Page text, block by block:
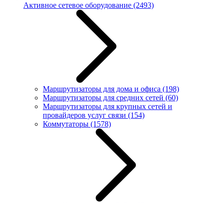
Активное сетевое оборудование (2493)
Маршрутизаторы для дома и офиса (198)
Маршрутизаторы для средних сетей (60)
Маршрутизаторы для крупных сетей и
провайдеров услуг связи (154)
Коммутаторы (1578)